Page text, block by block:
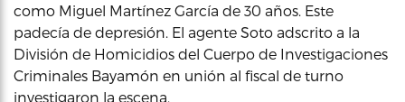
como Miguel Martínez García de 30 años. Este
padecía de depresión. El agente Soto adscrito a la
División de Homicidios del Cuerpo de Investigaciones
Criminales Bayamón en unión al fiscal de turno
investigaron la escena.